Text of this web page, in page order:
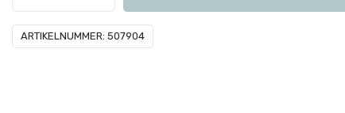
shirt
RIGEL
ARTIKELNUMMER: 507904